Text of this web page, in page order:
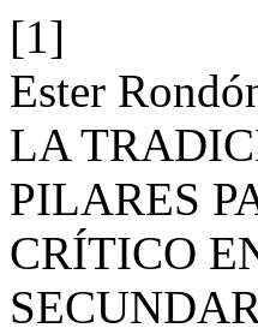
[1]
Ester
LA
PILARES
CRÍTICO